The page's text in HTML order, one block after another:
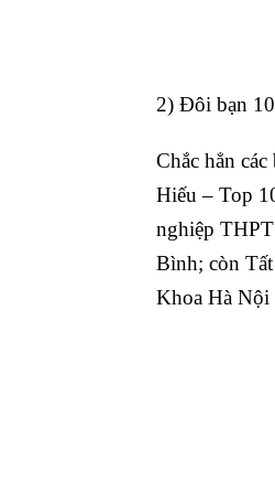
2) Đôi bạn
Chắc hẳn
Hiếu – Top
nghiệp
Bình; còn
Khoa Hà